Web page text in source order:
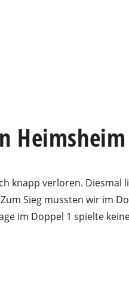
Heimsheim
verloren. Diesmal
Sieg mussten wir im
im Doppel 1 spielte